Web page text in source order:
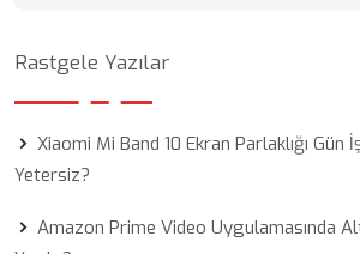
Rastgele Yazılar
Xiaomi Mi Band 10 Ekran Parlaklığı Gün
Yetersiz?
Amazon Prime Video Uygulamasında